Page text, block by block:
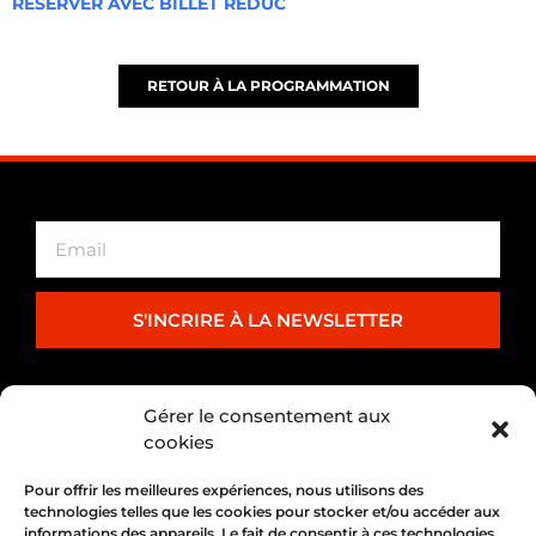
Gérer le consentement aux
cookies
Pour offrir les meilleures expériences, nous utilisons des
technologies telles que les cookies pour stocker et/ou accéder aux
RETOUR À LA PROGRAMMATION
S'INCRIRE À LA NEWSLETTER
PARTENARIAT